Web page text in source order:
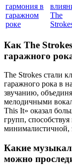
гармония в
гаражном
роке
The
Как The
гаражного
The Strokes стали
гаражного рока в
звучанию,
мелодичными
This It» оказал
групп,
минималистичной,
Какие
можно